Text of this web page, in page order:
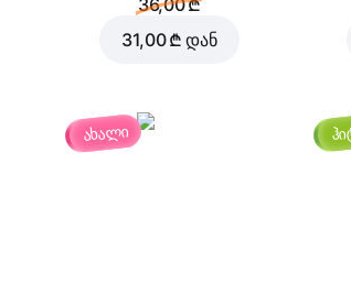
31,00 ₾ დან
ახალი